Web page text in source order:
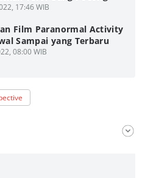
17:46 WIB
Film Paranormal Activity
Sampai yang Terbaru
08:00 WIB